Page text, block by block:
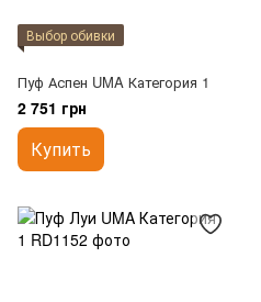
Выбор обивки
Пуф Аспен UMA Категория 1
2 751 грн
Купить